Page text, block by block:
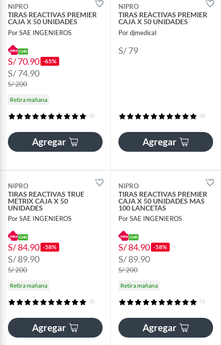
NIPRO
TIRAS REACTIVAS PREMIER
CAJA X 50 UNIDADES
Por SAE INGENIEROS
S/ 70.90 -65%
S/ 74.90
S/ 200
Retira mañana
(2)
Agregar
NIPRO
TIRAS REACTIVAS PREMIER
CAJA X 50 UNIDADES
Por djmedical
S/ 79
(2)
Agregar
NIPRO
TIRAS REACTIVAS TRUE
METRIX CAJA X 50
UNIDADES
Por SAE INGENIEROS
S/ 84.90 -58%
S/ 89.90
S/ 200
Retira mañana
(2)
Agregar
NIPRO
TIRAS REACTIVAS PREMIER
CAJA X 50 UNIDADES MAS
100 LANCETAS
Por SAE INGENIEROS
S/ 84.90 -58%
S/ 89.90
S/ 200
Retira mañana
(1)
Agregar